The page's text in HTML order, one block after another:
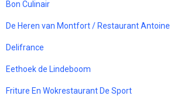
Bon Culinair
De Heren van Montfort / Restaurant Antoine
Delifrance
Eethoek de Lindeboom
Friture En Wokrestaurant De Sport